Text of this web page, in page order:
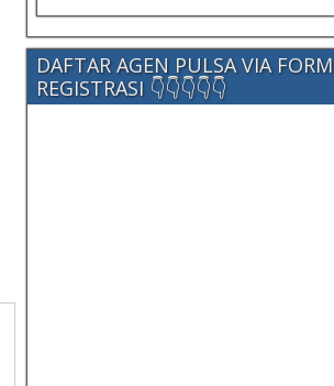
DAFTAR AGEN PULSA VIA FORM
REGISTRASI 👇👇👇👇👇